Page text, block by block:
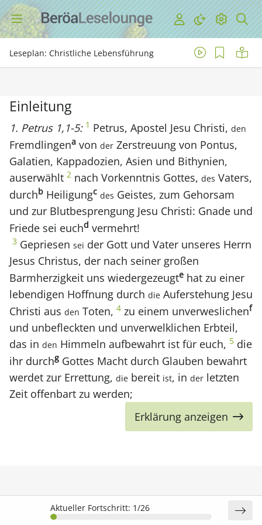
Leseplan: Christliche Lebensführung
Einleitung
1. Petrus 1,1-5: 1 Petrus, Apostel Jesu Christi, den
Fremdlingena von der Zerstreuung von Pontus,
Galatien, Kappadozien, Asien und Bithynien,
auserwählt 2 nach Vorkenntnis Gottes, des Vaters,
durchb Heiligungc des Geistes, zum Gehorsam
und zur Blutbesprengung Jesu Christi: Gnade und
Friede sei euchd vermehrt!
3 Gepriesen sei der Gott und Vater unseres Herrn
Jesus Christus, der nach seiner großen
Barmherzigkeit uns wiedergezeugte hat zu einer
lebendigen Hoffnung durch die Auferstehung Jesu
Christi aus den Toten, 4 zu einem unverweslichenf
und unbefleckten und unverwelklichen Erbteil,
das in den Himmeln aufbewahrt ist für euch, 5 die
ihr durchg Gottes Macht durch Glauben bewahrt
werdet zur Errettung, die bereit ist, in der letzten
Zeit offenbart zu werden;
Erklärung anzeigen
Aktueller Fortschritt: 1/26